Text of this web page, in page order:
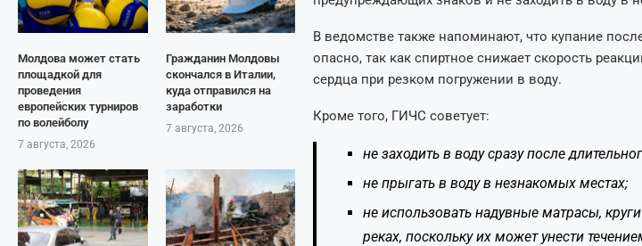
Молдова может стать
площадкой для
проведения
европейских турниров
по волейболу
7 августа, 2026
Гражданин Молдовы
скончался в Италии,
куда отправился на
заработки
7 августа, 2026
В ведомстве также напоминают, что купание
опасно, так как спиртное снижает скорость
сердца при резком погружении в воду.
Кроме того, ГИЧС советует:
не заходить в воду сразу после
не прыгать в воду в незнакомых местах;
не использовать надувные матрасы,
реках, поскольку их может унести